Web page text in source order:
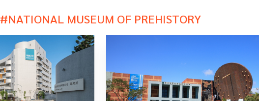
#NATIONAL MUSEUM OF PREHISTORY